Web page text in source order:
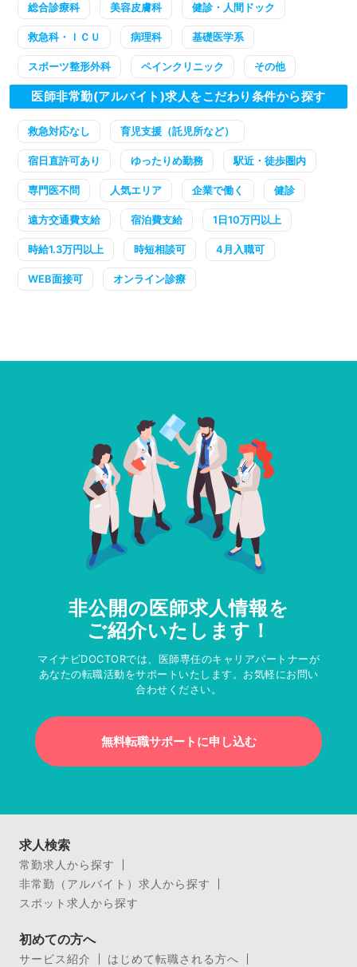
総合診療科 美容皮膚科 健診・人間ドック
救急科・ＩＣＵ 病理科 基礎医学系
スポーツ整形外科 ペインクリニック その他
医師非常勤(アルバイト)求人をこだわり条件から探す
救急対応なし 育児支援（託児所など）
宿日直許可あり ゆったりめ勤務 駅近・徒歩圏内
専門医不問 人気エリア 企業で働く 健診
遠方交通費支給 宿泊費支給 1日10万円以上
時給1.3万円以上 時短相談可 4月入職可
WEB面接可 オンライン診療
非公開の医師求人情報を
ご紹介いたします！
マイナビDOCTORでは、医師専任のキャリアパートナーが
あなたの転職活動をサポートいたします。お気軽にお問い
合わせください。
無料転職サポートに申し込む
求人検索
常勤求人から探す
非常勤（アルバイト）求人から探す
スポット求人から探す
初めての方へ
サービス紹介
はじめて転職される方へ